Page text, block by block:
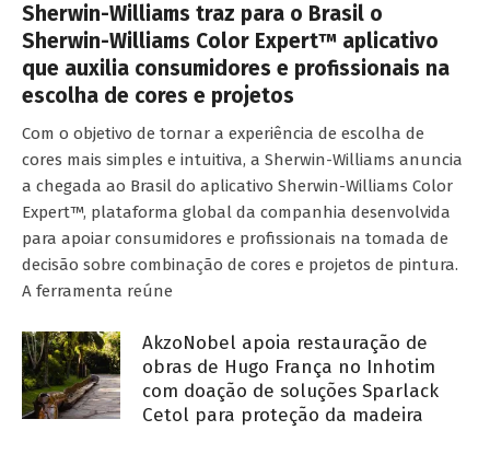
Sherwin-Williams traz para o Brasil o
Sherwin-Williams Color Expert™ aplicativo
que auxilia consumidores e profissionais na
escolha de cores e projetos
Com o objetivo de tornar a experiência de escolha de
cores mais simples e intuitiva, a Sherwin-Williams anuncia
a chegada ao Brasil do aplicativo Sherwin-Williams Color
Expert™, plataforma global da companhia desenvolvida
para apoiar consumidores e profissionais na tomada de
decisão sobre combinação de cores e projetos de pintura.
A ferramenta reúne
AkzoNobel apoia restauração de
obras de Hugo França no Inhotim
com doação de soluções Sparlack
Cetol para proteção da madeira